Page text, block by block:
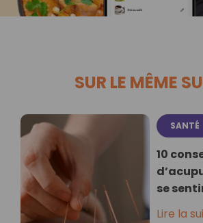
SUR LE MÊME
SANTÉ
10
se
Lire la